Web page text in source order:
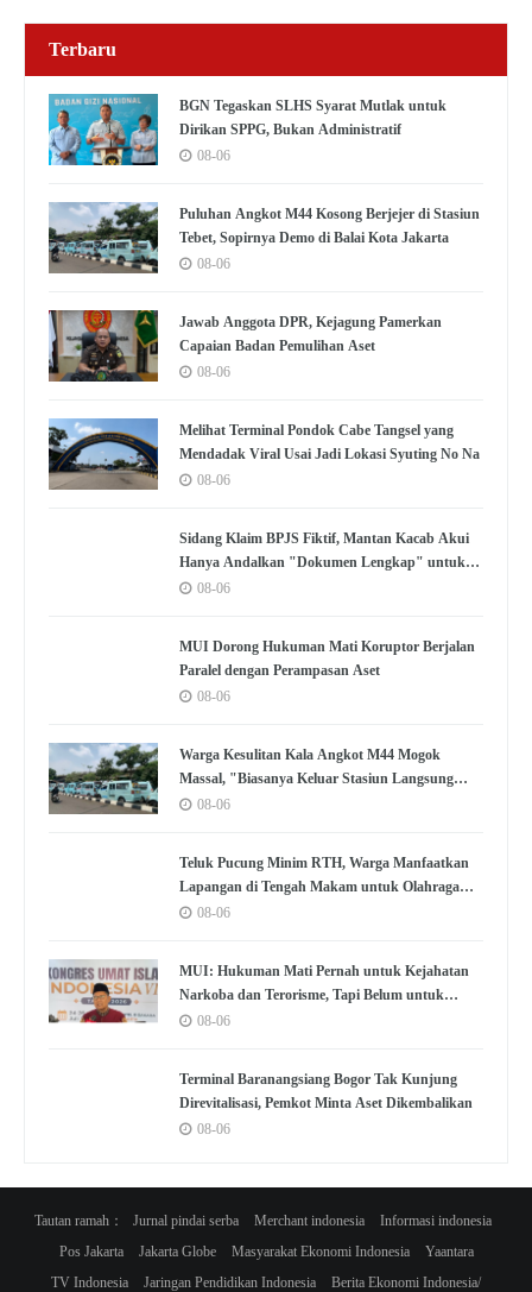
Terbaru
BGN Tegaskan SLHS Syarat Mutlak untuk
Dirikan SPPG, Bukan Administratif
08-06
Puluhan Angkot M44 Kosong Berjejer di Stasiun
Tebet, Sopirnya Demo di Balai Kota Jakarta
08-06
Jawab Anggota DPR, Kejagung Pamerkan
Capaian Badan Pemulihan Aset
08-06
Melihat Terminal Pondok Cabe Tangsel yang
Mendadak Viral Usai Jadi Lokasi Syuting No Na
08-06
Sidang Klaim BPJS Fiktif, Mantan Kacab Akui
Hanya Andalkan "Dokumen Lengkap" untuk
Disetujui
08-06
MUI Dorong Hukuman Mati Koruptor Berjalan
Paralel dengan Perampasan Aset
08-06
Warga Kesulitan Kala Angkot M44 Mogok
Massal, "Biasanya Keluar Stasiun Langsung
Nemu"
08-06
Teluk Pucung Minim RTH, Warga Manfaatkan
Lapangan di Tengah Makam untuk Olahraga
dan Kumpul
08-06
MUI: Hukuman Mati Pernah untuk Kejahatan
Narkoba dan Terorisme, Tapi Belum untuk
Koruptor
08-06
Terminal Baranangsiang Bogor Tak Kunjung
Direvitalisasi, Pemkot Minta Aset Dikembalikan
08-06
Tautan ramah： Jurnal pindai serba Merchant indonesia
Informasi indonesia
Pos Jakarta
Jakarta Globe Masyarakat Ekonomi Indonesia
Yaantara
TV Indonesia
Jaringan Pendidikan Indonesia Berita Ekonomi Indonesia/